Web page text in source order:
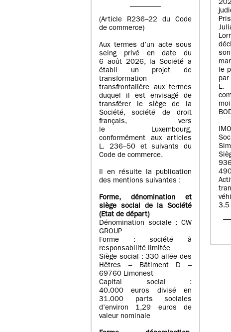
(Article R236–22 du Code
de commerce)
Aux termes d’un acte sous
seing privé en date du
6 août 2026, la Société a
établi un projet de
transformation
transfrontalière aux termes
duquel il est envisagé de
transférer le siège de la
Société, société de droit
français, vers
le Luxembourg,
conformément aux articles
L. 236–50 et suivants du
Code de commerce.
Il en résulte la publication
des mentions suivantes :
Forme, dénomination et
siège social de la Société
(Etatde départ)
Dénomination sociale : CW
GROUP
Forme : société à
responsabilité limitée
Siège social : 330 allée des
Hêtres – Bâtiment D –
69760 Limonest
Capital social :
40.000 euros divisé en
31.000 parts sociales
d’environ 1,29 euros de
valeur nominale
le
L.
3.5